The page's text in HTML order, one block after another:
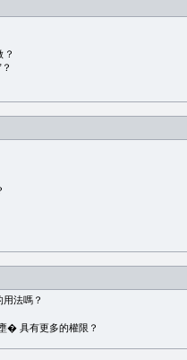
？
法嗎？
� 具有更多的權限？